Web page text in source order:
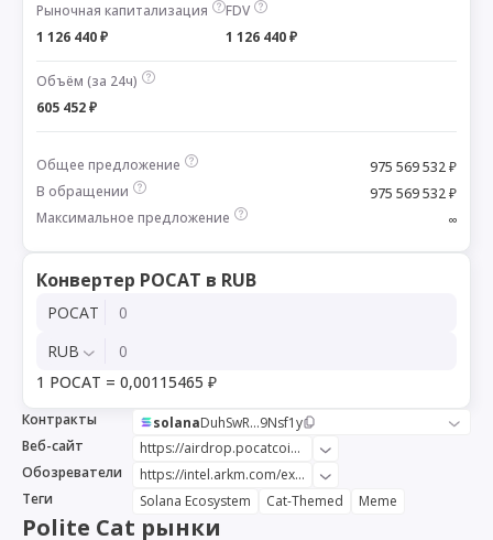
Рыночная капитализация
1 126 440 ₽
FDV
1 126 440 ₽
Объём (за 24ч)
605 452 ₽
Общее предложение
975 569 532 ₽
В обращении
975 569 532 ₽
Максимальное предложение
∞
Конвертер POCAT в RUB
POCAT
RUB
1 POCAT = 0,00115465 ₽
Контракты solanaDuhSwR...9Nsf1y
Веб-сайт
https://airdrop.pocatcoin.com/
Обозреватели
https://intel.arkm.com/explorer/token/polite-cat
Теги
Solana Ecosystem Cat-Themed Meme
Polite Cat рынки